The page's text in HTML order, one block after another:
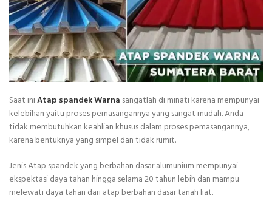
Saat iniAtap spandek Warna sangatlah di minati karena mempunyai
kelebihan yaitu proses pemasangannya yang sangat mudah. Anda
tidak membutuhkan keahlian khusus dalam proses pemasangannya,
karena bentuknya yang simpel dan tidak rumit.
Jenis Atap spandek yang berbahan dasar alumunium mempunyai
ekspektasi daya tahan hingga selama 20 tahun lebih dan mampu
melewati daya tahan dari atap berbahan dasar tanah liat.